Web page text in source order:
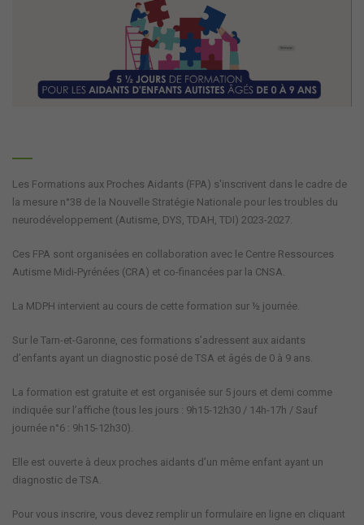
Les Formations aux Proches Aidants (FPA) s'inscrivent dans le cadre de
la mesure n°38 de la Nouvelle Stratégie Nationale pour les troubles du
neurodéveloppement (Autisme, DYS, TDAH, TDI) 2023-2027.
Ces FPA sont organisées en collaboration avec le Centre Ressources
Autisme Midi-Pyrénées (CRA) et co-financées par la CNSA.
La MDPH intervient au cours de cette formation sur ½ journée.
Sur le Tarn-et-Garonne, ces formations s’adressent aux aidants
d’enfants ayant un diagnostic posé de TSA et âgés de 0 à 9 ans.
La formation est gratuite et est organisée sur 5 jours et demi comme
indiquée sur l’affiche (tous les jours : 9h15-12h30 / 14h-17h / Sauf
journée n°6 : 9h15-12h30).
Elle est ouverte à deux proches aidants d’un même enfant ayant un
diagnostic de TSA.
Pour vous inscrire, vous devez remplir un formulaire en ligne en cliquant